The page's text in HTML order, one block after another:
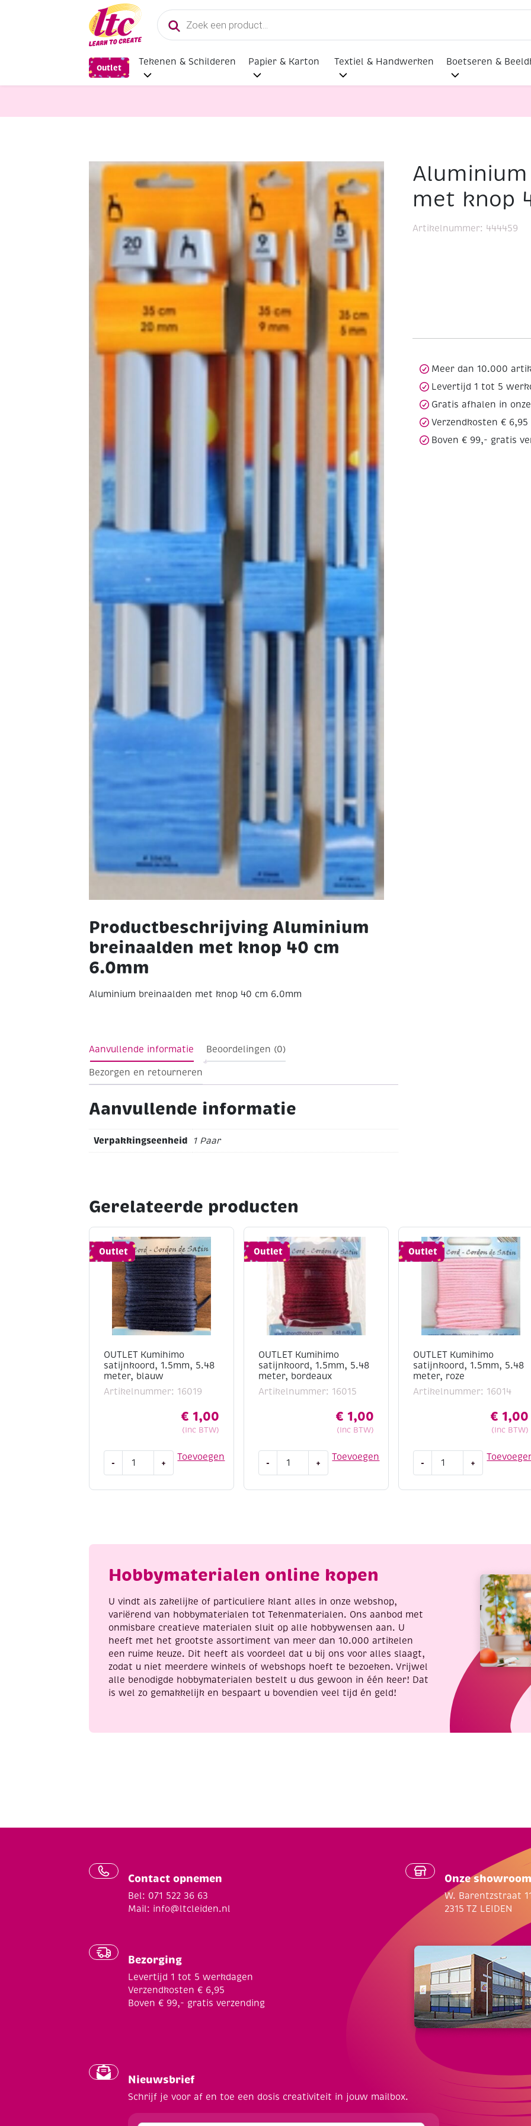
Producten
zoeken
Outlet
Tekenen & Schilderen Papier & Karton Textiel & Handwerken Boetseren &
Fournituren Aluminium breinaalden met knop 40 cm 6.0mm
Productbeschrijving Aluminium
breinaalden met knop 40 cm
6.0mm
Aluminium breinaalden met knop 40 cm 6.0mm
met knop
Artikelnummer: 444459
Meer dan 10.000
Levertijd 1 tot 5
Gratis afhalen in
Verzendkosten € 6,95
Boven € 99,- gratis
Aanvullende informatie Beoordelingen (0)
Bezorgen en retourneren
Aanvullende informatie
Verpakkingseenheid 1 Paar
Gerelateerde producten
Outlet
OUTLET Kumihimo
satijnkoord, 1.5mm, 5.48
meter, blauw
Artikelnummer: 16019
€ 1,00
(Inc BTW)
Toevoegen
-
Kumihimo
aantal
+
Outlet
OUTLET Kumihimo
satijnkoord, 1.5mm, 5.48
meter, bordeaux
Artikelnummer: 16015
€ 1,00
(Inc BTW)
Toevoegen
-
Kumihimo
aantal
+
Outlet
OUTLET Kumihimo
satijnkoord, 1.5mm, 5.48
meter, roze
Artikelnummer: 16014
€ 1,00
(Inc BTW)
-
Kumihimo
aantal
+
Hobbymaterialen online kopen
U vindt als zakelijke of particuliere klant alles in onze webshop,
variërend van hobbymaterialen tot Tekenmaterialen. Ons aanbod met
onmisbare creatieve materialen sluit op alle hobbywensen aan. U
heeft met het grootste assortiment van meer dan 10.000 artikelen
een ruime keuze. Dit heeft als voordeel dat u bij ons voor alles slaagt,
zodat u niet meerdere winkels of webshops hoeft te bezoeken. Vrijwel
alle benodigde hobbymaterialen bestelt u dus gewoon in één keer! Dat
is wel zo gemakkelijk en bespaart u bovendien veel tijd én geld!
Contact opnemen
Bel: 071 522 36 63
Mail: info@ltcleiden.nl
Bezorging
Levertijd 1 tot 5 werkdagen
Verzendkosten € 6,95
Boven € 99,- gratis verzending
Onze showroom
W. Barentzstraat
2315 TZ LEIDEN
Nieuwsbrief
Schrijf je voor af en toe een dosis creativiteit in jouw mailbox.